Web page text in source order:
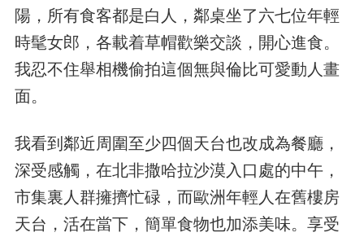
陽，所有食客都是白人，鄰桌坐了六七位年輕
時髦女郎，各載着草帽歡樂交談，開心進食。
我忍不住舉相機偷拍這個無與倫比可愛動人畫
面。
我看到鄰近周圍至少四個天台也改成為餐廳，
深受感觸，在北非撒哈拉沙漠入口處的中午，
市集裏人群擁擠忙碌，而歐洲年輕人在舊樓房
天台，活在當下，簡單食物也加添美味。享受